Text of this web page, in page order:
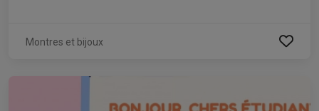
Montres et bijoux